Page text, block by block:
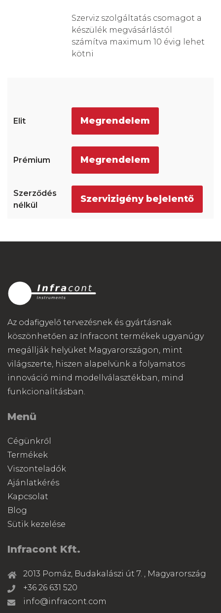
Szerviz szolgáltatás csomagot a
készülék megvásárlástól
számítva maximum 10 évig lehet
kötni
Megrendelem
Megrendelem
Szervizigény bejelentő
Az odafigyelő tervezésnek és gyártásnak
köszönhetően az Infracont termékek ugyanúgy
megállják helyüket Magyarországon, mint
világszerte, hiszen alapelvünk a folyamatos
innováció mind modellválasztékban, mind
funkcionalitásban.
Menü
Cégünkről
Termékek
Viszonteladók
Ajánlatkérés
Kapcsolat
Blog
Sütik kezelése
Infracont Kft.
2013 Pomáz, Budakalászi út 7. , Magyarország
+36 26 631 520
info@infracont.com